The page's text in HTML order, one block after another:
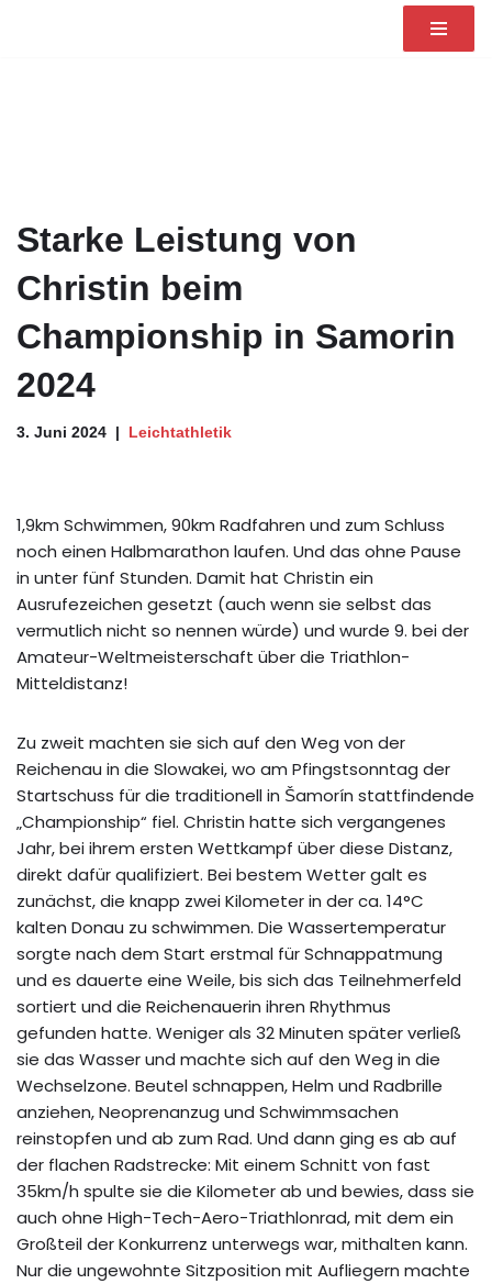
Starke Leistung von
Christin beim
Championship in Samorin
2024
3. Juni 2024 Leichtathletik
1,9km Schwimmen, 90km Radfahren und zum Schluss
noch einen Halbmarathon laufen. Und das ohne Pause
in unter fünf Stunden. Damit hat Christin ein
Ausrufezeichen gesetzt (auch wenn sie selbst das
vermutlich nicht so nennen würde) und wurde 9. bei der
Amateur-Weltmeisterschaft über die Triathlon-
Mitteldistanz!
Zu zweit machten sie sich auf den Weg von der
Reichenau in die Slowakei, wo am Pfingstsonntag der
Startschuss für die traditionell in Šamorín stattfindende
„Championship“ fiel. Christin hatte sich vergangenes
Jahr, bei ihrem ersten Wettkampf über diese Distanz,
direkt dafür qualifiziert. Bei bestem Wetter galt es
zunächst, die knapp zwei Kilometer in der ca. 14°C
kalten Donau zu schwimmen. Die Wassertemperatur
sorgte nach dem Start erstmal für Schnappatmung
und es dauerte eine Weile, bis sich das Teilnehmerfeld
sortiert und die Reichenauerin ihren Rhythmus
gefunden hatte. Weniger als 32 Minuten später verließ
sie das Wasser und machte sich auf den Weg in die
Wechselzone. Beutel schnappen, Helm und Radbrille
anziehen, Neoprenanzug und Schwimmsachen
reinstopfen und ab zum Rad. Und dann ging es ab auf
der flachen Radstrecke: Mit einem Schnitt von fast
35km/h spulte sie die Kilometer ab und bewies, dass sie
auch ohne High-Tech-Aero-Triathlonrad, mit dem ein
Großteil der Konkurrenz unterwegs war, mithalten kann.
Nur die ungewohnte Sitzposition mit Aufliegern machte